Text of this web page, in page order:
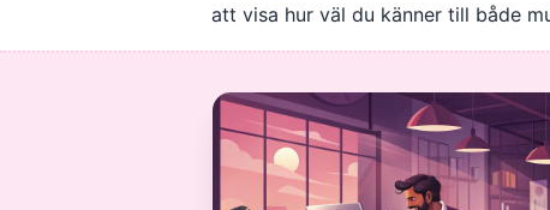
att visa hur väl du känner till både